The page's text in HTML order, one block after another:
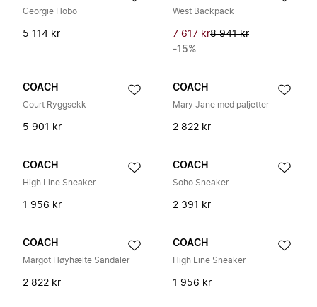
Georgie Hobo
5 114 kr
West Backpack
7 617 kr8 941 kr
-15%
COACH
Court Ryggsekk
5 901 kr
COACH
Mary Jane med paljetter
2 822 kr
COACH
High Line Sneaker
1 956 kr
COACH
Soho Sneaker
2 391 kr
COACH
Margot Høyhælte Sandaler
2 822 kr
COACH
High Line Sneaker
1 956 kr